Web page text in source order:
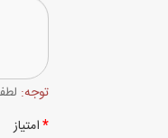
توجه:
امتیاز